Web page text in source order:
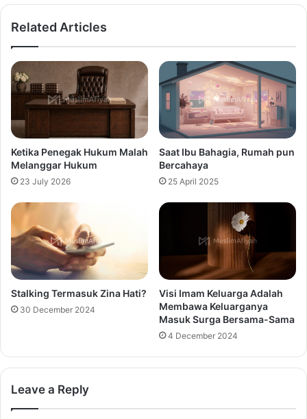
Related Articles
Ketika Penegak Hukum Malah
Melanggar Hukum
23 July 2026
Saat Ibu Bahagia, Rumah pun
Bercahaya
25 April 2025
Stalking Termasuk Zina Hati?
30 December 2024
Visi Imam Keluarga Adalah
Membawa Keluarganya
Masuk Surga Bersama-Sama
4 December 2024
Leave a Reply